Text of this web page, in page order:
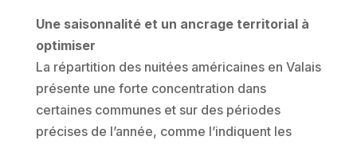
Une saisonnalité et un ancrage territorial à
optimiser
La répartition des nuitées américaines en Valais
présente une forte concentration dans
certaines communes et sur des périodes
précises de l’année, comme l’indiquent les